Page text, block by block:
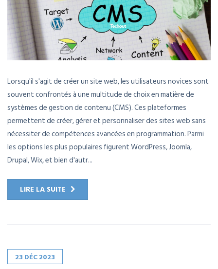
Lorsqu'il s'agit de créer un site web, les utilisateurs novices sont
souvent confrontés à une multitude de choix en matière de
systèmes de gestion de contenu (CMS). Ces plateformes
permettent de créer, gérer et personnaliser des sites web sans
nécessiter de compétences avancées en programmation. Parmi
les options les plus populaires figurent WordPress, Joomla,
Drupal, Wix, et bien d'autr...
LIRE LA SUITE
23 DÉC2023